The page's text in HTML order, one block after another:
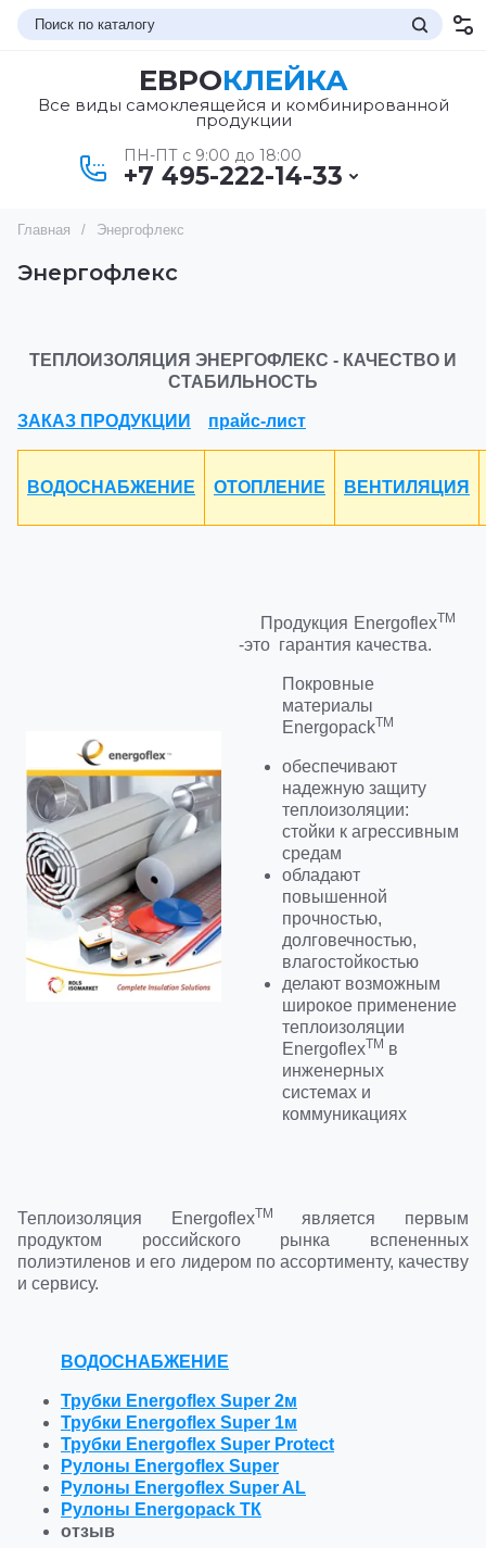
ЕВРОКЛЕЙКА
Все виды самоклеящейся и комбинированной
продукции
ПН-ПТ с 9:00 до 18:00
+7 495-222-14-33
Главная / Энергофлекс
Энергофлекс
ТЕПЛОИЗОЛЯЦИЯ ЭНЕРГОФЛЕКС - КАЧЕСТВО И
СТАБИЛЬНОСТЬ
ЗАКАЗ ПРОДУКЦИИ прайс-лист
ВОДОСНАБЖЕНИЕ ОТОПЛЕНИЕ ВЕНТИЛЯЦИЯ
Продукция EnergoflexTM
-это гарантия качества.
Покровные
материалы
EnergopackTM
обеспечивают
надежную защиту
теплоизоляции:
стойки к агрессивным
средам
обладают
повышенной
прочностью,
долговечностью,
влагостойкостью
делают возможным
широкое применение
теплоизоляции
EnergoflexTM в
инженерных
системах и
коммуникациях
Теплоизоляция EnergoflexTM
является первым
продуктом российского рынка вспененных
полиэтиленов и его лидером по ассортименту, качеству
и сервису.
ВОДОСНАБЖЕНИЕ
Трубки Energoflex Super 2м
Трубки Energoflex Super 1м
Трубки Energoflex Super Protect
Рулоны Energoflex Super
Рулоны Energoflex Super AL
Рулоны Energopack ТК
отзыв